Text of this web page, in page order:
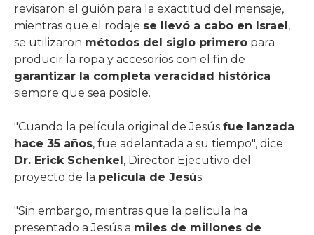
revisaron el guión para la exactitud del mensaje,
mientras que el rodaje se llevó a cabo en Israel,
se utilizaron métodos del siglo primero para
producir la ropa y accesorios con el fin de
garantizar la completa veracidad histórica
siempre que sea posible.
"Cuando la película original de Jesús fue lanzada
hace 35 años, fue adelantada a su tiempo", dice
Dr. Erick Schenkel, Director Ejecutivo del
proyecto de la película de Jesús.
"Sin embargo, mientras que la película ha
presentado a Jesús a miles de millones de